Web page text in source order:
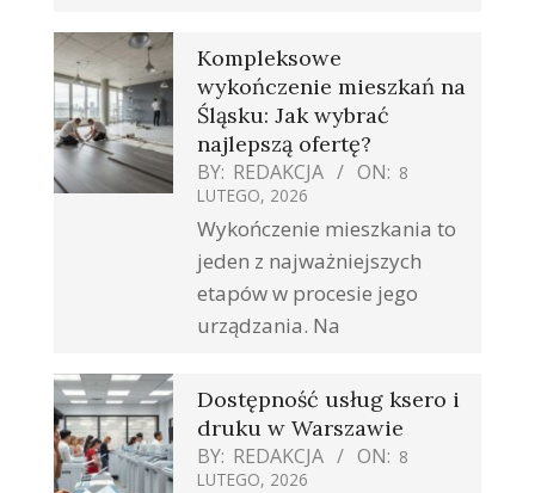
Kompleksowe
wykończenie mieszkań na
Śląsku: Jak wybrać
najlepszą ofertę?
BY: REDAKCJA ON: 8
LUTEGO, 2026
Wykończenie mieszkania to
jeden z najważniejszych
etapów w procesie jego
urządzania. Na
Dostępność usług ksero i
druku w Warszawie
BY: REDAKCJA ON: 8
LUTEGO, 2026